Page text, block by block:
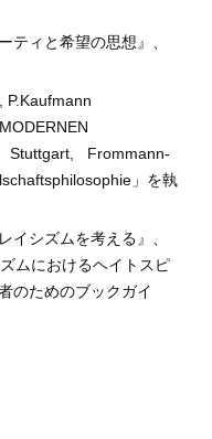
ティと希望の思想』、
P.Kaufmann
Stuttgart,
Frommann-
」を執
イシズムを考える』、
ムにおけるヘイトスピ
のためのブックガイ